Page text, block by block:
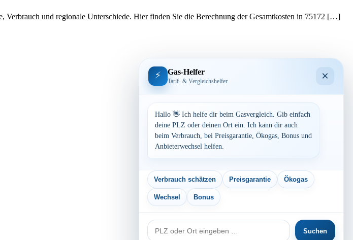
Verbrauch und regionale Unterschiede. Hier finden Sie die Berechnung der Gesamtkosten in 75172 […]
⚡ Gas-Helfer
Tarif- & Vergleichshelfer ×
Hallo 👋 Ich helfe dir beim Gasvergleich. Gib einfach
deine PLZ oder deinen Ort ein. Ich kann dir auch
beim Verbrauch, bei Preisgarantie, Ökogas, Bonus und
Anbieterwechsel helfen.
Verbrauch schätzen Preisgarantie Ökogas
Wechsel Bonus
PLZ
oder
Suchen